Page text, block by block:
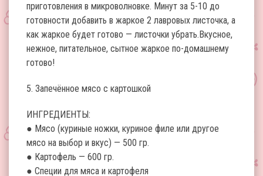
приготовления в микроволновке. Минут за 5-10 до
готовности добавить в жаркое 2 лавровых листочка, а
как жаркое будет готово — листочки убрать.Вкусное,
нежное, питательное, сытное жаркое по-домашнему
готово!
5. Запечённое мясо с картошкой
ИНГРЕДИЕНТЫ:
● Мясо (куриные ножки, куриное филе или другое
мясо на выбор и вкус) — 500 гр.
● Картофель — 600 гр.
● Специи для мяса и картофеля